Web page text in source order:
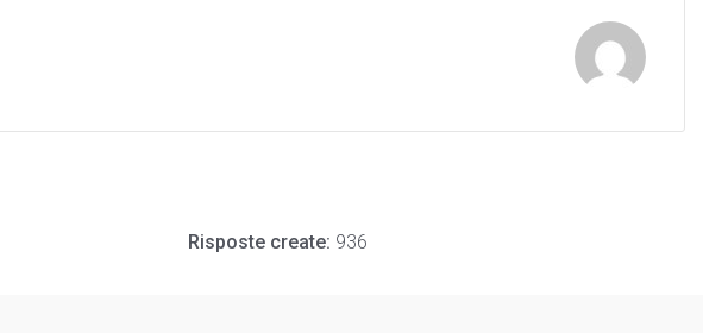
Risposte create: 936